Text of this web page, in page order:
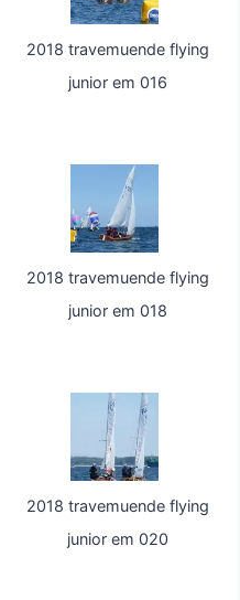
2018 travemuende flying
junior em 016
2018 travemuende flying
junior em 018
2018 travemuende flying
junior em 020